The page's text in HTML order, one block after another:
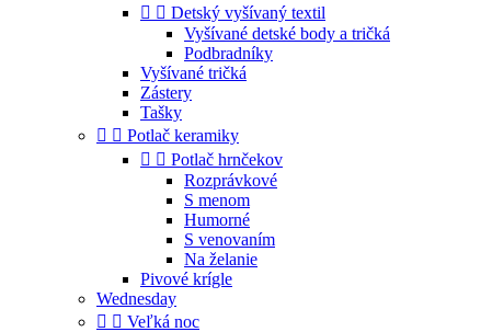
  Detský vyšívaný textil
Vyšívané detské body a tričká
Podbradníky
Vyšívané tričká
Zástery
Tašky
  Potlač keramiky
  Potlač hrnčekov
Rozprávkové
S menom
Humorné
S venovaním
Na želanie
Pivové krígle
Wednesday
  Veľká noc